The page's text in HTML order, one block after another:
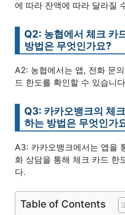
에 따라 잔액에 따라 달라질
Q2: 농협에서 체크 카
방법은 무엇인가요?
A2: 농협에서는 앱, 전화 문
드 한도를 확인할 수 있습니
Q3: 카카오뱅크의 체
하는 방법은 무엇인가
A3: 카카오뱅크에서는 앱을
화 상담을 통해 체크 카드 한
다.
Table of Contents